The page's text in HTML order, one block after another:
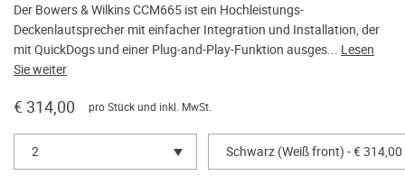
Der Bowers & Wilkins CCM665 ist ein Hochleistungs-
Deckenlautsprecher mit einfacher Integration und Installation, der
mit QuickDogs und einer Plug-and-Play-Funktion ausges... Lesen
Sie weiter
€ 314,00 pro Stück und inkl. MwSt.
2 Schwarz (Weiß front) - € 314,00